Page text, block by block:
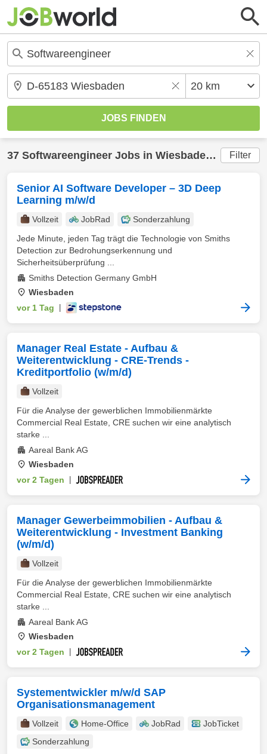
37 Softwareengineer Jobs in Wiesbaden (20 km)
Filter
Senior AI Software Developer – 3D Deep
Learning m/w/d
Vollzeit JobRad
Sonderzahlung
Jede Minute, jeden Tag trägt die Technologie von Smiths
Detection zur Bedrohungserkennung und
Sicherheitsüberprüfung ...
Smiths Detection Germany GmbH
Wiesbaden
vor 1 Tag
Manager Real Estate - Aufbau &
Weiterentwicklung - CRE‑Trends -
Kreditportfolio (w/m/d)
Vollzeit
Für die Analyse der gewerblichen Immobilienmärkte
Commercial Real Estate, CRE suchen wir eine analytisch
starke ...
Aareal Bank AG
Wiesbaden
vor 2 Tagen
Manager Gewerbeimmobilien - Aufbau &
Weiterentwicklung - Investment Banking
(w/m/d)
Vollzeit
Für die Analyse der gewerblichen Immobilienmärkte
Commercial Real Estate, CRE suchen wir eine analytisch
starke ...
Aareal Bank AG
Wiesbaden
vor 2 Tagen
Systementwickler m/w/d SAP
Organisationsmanagement
Vollzeit Home-Office JobRad
JobTicket
Sonderzahlung